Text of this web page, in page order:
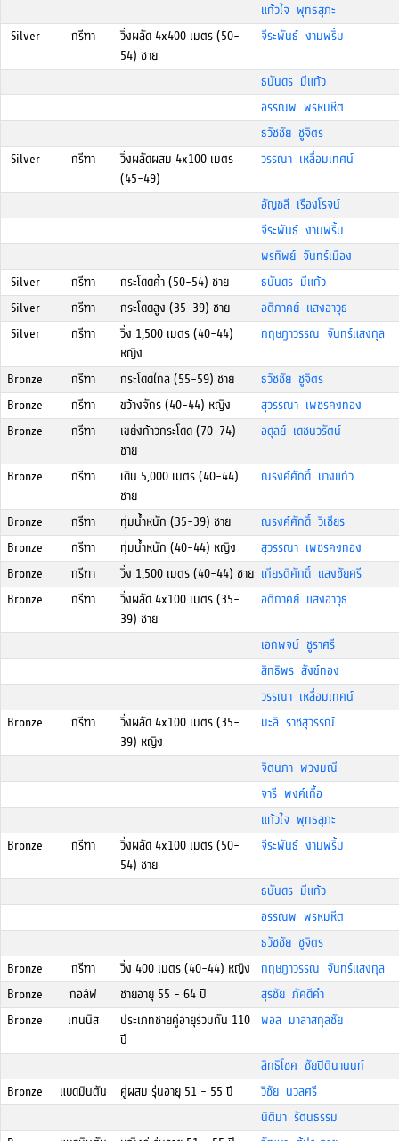
แก้วใจ พุทธสุภะ
Silver
กรีฑา
วิ่งผลัด 4x400 เมตร (50-
54) ชาย
จีระพันธ์ งามพริ้ม
ธนันดร มีแก้ว
อรรณพ พรหมหีต
ธวัชชัย ชูจิตร
Silver
กรีฑา
วิ่งผลัดผสม 4x100 เมตร
(45-49)
วรรณา เหลื่อมเทศน์
อัญชลี เรืองโรจน์
จีระพันธ์ งามพริ้ม
พรทิพย์ จันทร์เมือง
Silver
กรีฑา กระโดดค้ำ (50-54) ชาย
ธนันดร มีแก้ว
Silver
กรีฑา กระโดดสูง (35-39) ชาย
อติภาคย์ แสงอาวุธ
Silver
กรีฑา
วิ่ง 1,500 เมตร (40-44)
หญิง
กฤษฎาวรรณ จันทร์แสงกุล
Bronze กรีฑา กระโดดไกล (55-59) ชาย
ธวัชชัย ชูจิตร
Bronze
กรีฑา ขว้างจักร (40-44) หญิง
สุวรรณา เพชรคงทอง
Bronze
กรีฑา
เขย่งก้าวกระโดด (70-74)
ชาย
อดุลย์ เดชนวรัตน์
Bronze กรีฑา
เดิน 5,000 เมตร (40-44)
ชาย
ณรงค์ศักดิ์ บางแก้ว
Bronze กรีฑา ทุ่มน้ำหนัก (35-39) ชาย
ณรงค์ศักดิ์ วิเชียร
Bronze
กรีฑา ทุ่มน้ำหนัก (40-44) หญิง
สุวรรณา เพชรคงทอง
Bronze
กรีฑา วิ่ง 1,500 เมตร (40-44) ชาย เกียรติศักดิ์ แสงชัยศรี
Bronze
กรีฑา
วิ่งผลัด 4x100 เมตร (35-
39) ชาย
อติภาคย์ แสงอาวุธ
เอกพจน์ ชูราศรี
สิทธิพร สังข์ทอง
วรรณา เหลื่อมเทศน์
Bronze
กรีฑา
วิ่งผลัด 4x100 เมตร (35-
39) หญิง
มะลิ ราชสุวรรณ์
จิตนภา พวงมณี
จารี พงค์เกื้อ
แก้วใจ พุทธสุภะ
Bronze
กรีฑา
วิ่งผลัด 4x100 เมตร (50-
54) ชาย
จีระพันธ์ งามพริ้ม
ธนันดร มีแก้ว
อรรณพ พรหมหีต
ธวัชชัย ชูจิตร
Bronze
กรีฑา วิ่ง 400 เมตร (40-44) หญิง
กฤษฎาวรรณ จันทร์แสงกุล
Bronze
กอล์ฟ ชายอายุ 55 - 64 ปี
สุรชัย ภัคดีคำ
Bronze
เทนนิส
ประเภทชายคู่อายุร่วมกัน 110
ปี
พอล มาลาสกุลชัย
สิทธิโชค ชัยปิตินานนท์
Bronze
แบดมินตัน คู่ผสม รุ่นอายุ 51 - 55 ปี
วิชัย นวลศรี
นิติมา รัตนธรรม